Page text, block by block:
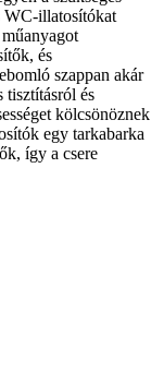
WC-illatosítókat
és
szappan akár
tisztításról és
kölcsönöznek
egy tarkabarka
így a csere